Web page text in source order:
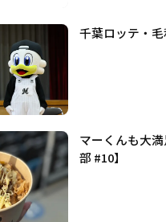
千葉ロッテ・
マーくんも大
部 #10】